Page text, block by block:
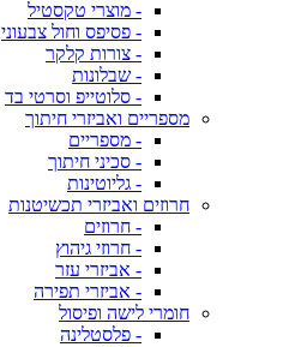
- מוצרי טקסטיל
- פסיפס וחול צבעוני
- צורות קלקר
- שבלונות
- סלוטייפ וסרטי בד
מספריים ואביזרי חיתוך
- מספריים
- סכיני חיתוך
- גליוטינות
חרוזים ואביזרי תכשיטנות
- חרוזים
- חרוזי גיהוץ
- אביזרי עזר
- אביזרי תפירה
חומרי לישה ופיסול
- פלסטלינה